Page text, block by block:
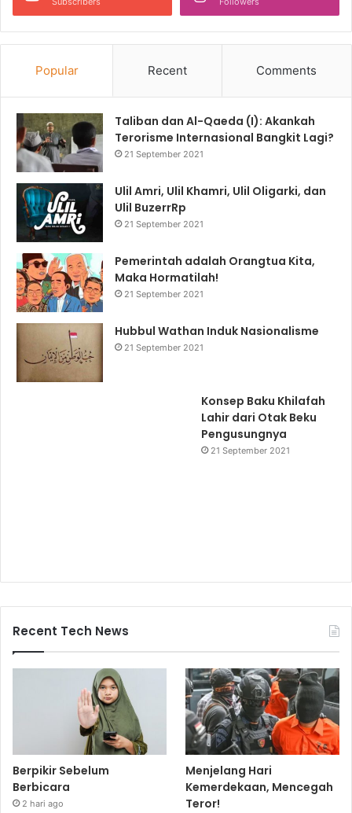
Popular Recent Comments
Taliban dan Al-Qaeda (I): Akankah
Terorisme Internasional Bangkit Lagi?
21 September 2021
Ulil Amri, Ulil Khamri, Ulil Oligarki, dan
Ulil BuzerrRp
21 September 2021
Pemerintah adalah Orangtua Kita,
Maka Hormatilah!
21 September 2021
Hubbul Wathan Induk Nasionalisme
21 September 2021
Konsep Baku Khilafah
Lahir dari Otak Beku
Pengusungnya
21 September 2021
Recent Tech News
Berpikir Sebelum
Berbicara
2 hari ago
Menjelang Hari
Kemerdekaan, Mencegah
Teror!